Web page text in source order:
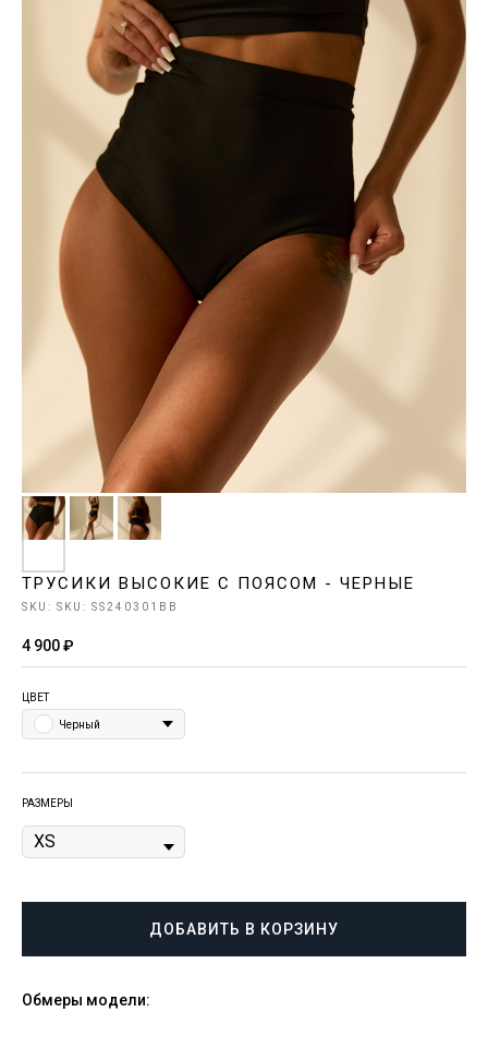
ТРУСИКИ ВЫСОКИЕ С ПОЯСОМ - ЧЕРНЫЕ
SKU: SKU: SS240301BB
4 900₽
ЦВЕТ
Черный
РАЗМЕРЫ
ДОБАВИТЬ В КОРЗИНУ
Обмеры модели: